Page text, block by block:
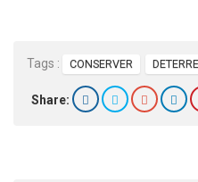
Tags : CONSERVER DETERRE
Share: